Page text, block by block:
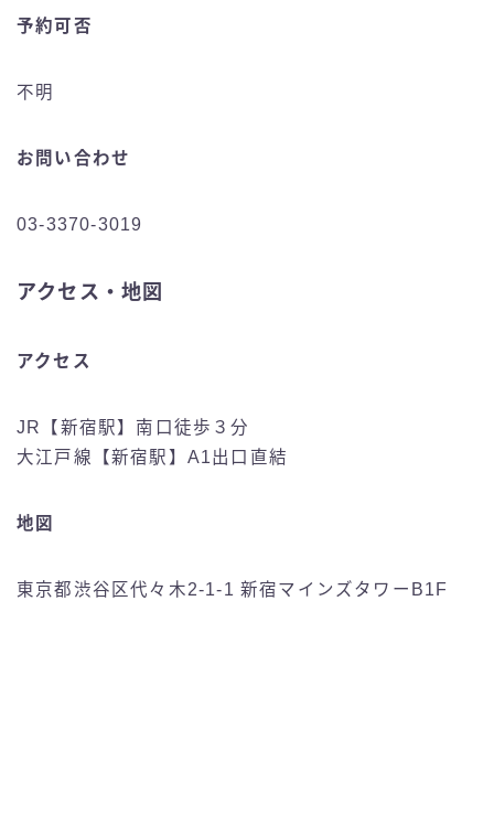
予約可否
不明
お問い合わせ
03-3370-3019
アクセス・地図
アクセス
JR【新宿駅】南口徒歩３分
大江戸線【新宿駅】A1出口直結
地図
東京都渋谷区代々木2-1-1 新宿マインズタワーB1F